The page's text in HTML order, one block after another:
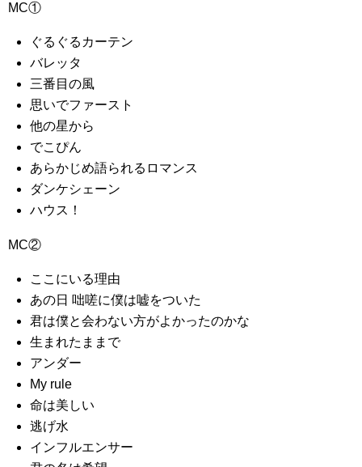
MC①
ぐるぐるカーテン
バレッタ
三番目の風
思いでファースト
他の星から
でこぴん
あらかじめ語られるロマンス
ダンケシェーン
ハウス！
MC②
ここにいる理由
あの日 咄嗟に僕は嘘をついた
君は僕と会わない方がよかったのかな
生まれたままで
アンダー
My rule
命は美しい
逃げ水
インフルエンサー